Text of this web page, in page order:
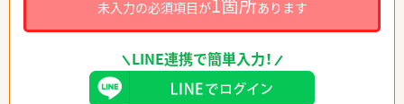
未入力の必須項目が あります
LINE連携で簡単入力！